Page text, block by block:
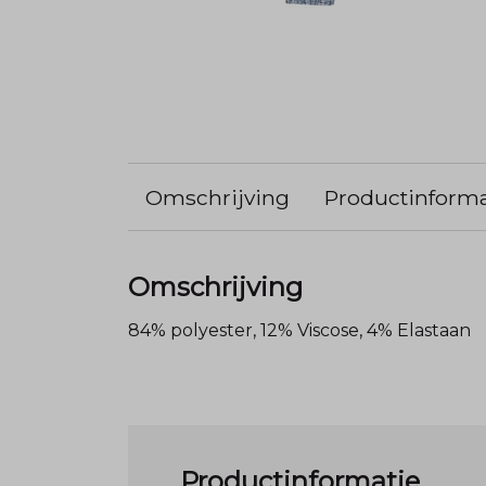
Omschrijving
Omschrijving
84% polyester, 12% Viscose, 4% Elastaan